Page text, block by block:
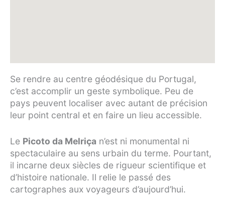
Se rendre au centre géodésique du Portugal,
c’est accomplir un geste symbolique. Peu de
pays peuvent localiser avec autant de précision
leur point central et en faire un lieu accessible.
Le Picoto da Melriça n’est ni monumental ni
spectaculaire au sens urbain du terme. Pourtant,
il incarne deux siècles de rigueur scientifique et
d’histoire nationale. Il relie le passé des
cartographes aux voyageurs d’aujourd’hui.